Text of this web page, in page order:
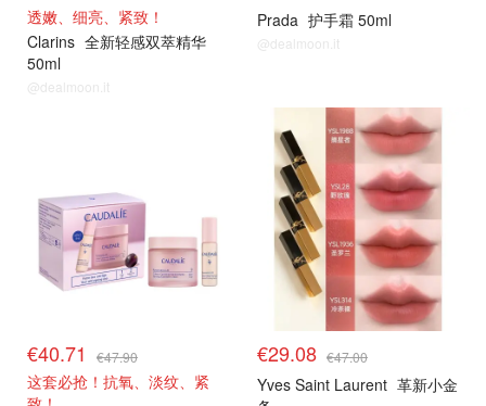
透嫩、细亮、紧致！
Clarins 全新轻感双萃精华
50ml
@dealmoon.it
Prada 护手霜 50ml
@dealmoon.it
€40.71 €47.90
这套必抢！抗氧、淡纹、紧
€29.08 €47.00
Yves Saint Laurent 革新小金